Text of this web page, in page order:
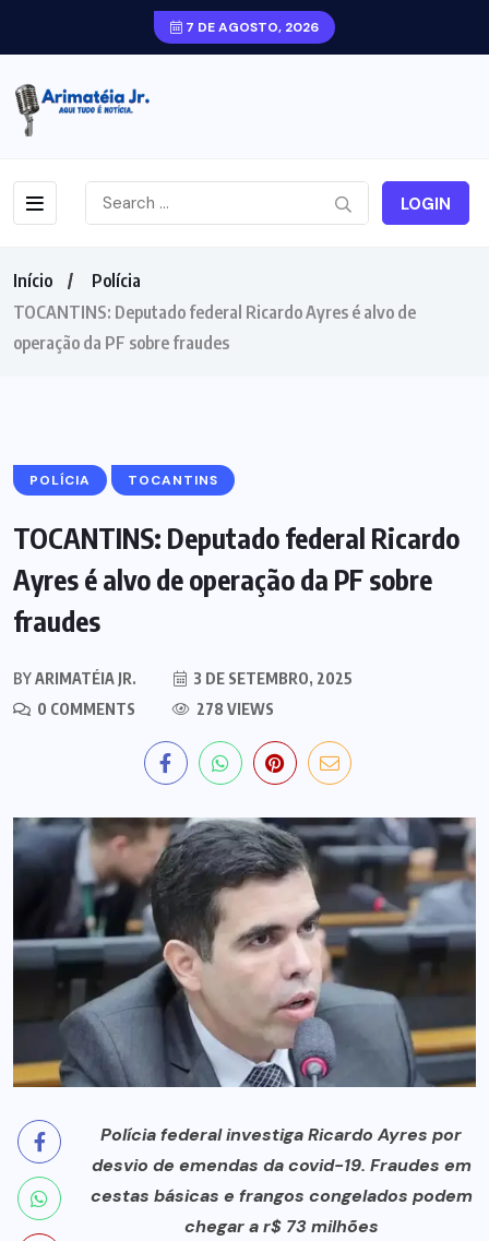
7 DE AGOSTO, 2026
LOGIN
Início
Polícia
TOCANTINS: Deputado federal Ricardo Ayres é alvo de
operação da PF sobre fraudes
POLÍCIA TOCANTINS
TOCANTINS: Deputado federal Ricardo
Ayres é alvo de operação da PF sobre
fraudes
BYARIMATÉIA JR.
3 DE SETEMBRO, 2025
0 COMMENTS
278 VIEWS
Polícia federal investiga Ricardo Ayres por
desvio de emendas da covid-19. Fraudes em
cestas básicas e frangos congelados podem
chegar a r$ 73 milhões